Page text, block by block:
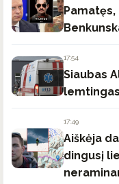
17:54
Siaubas
17:49
Aiškėja
dingusį